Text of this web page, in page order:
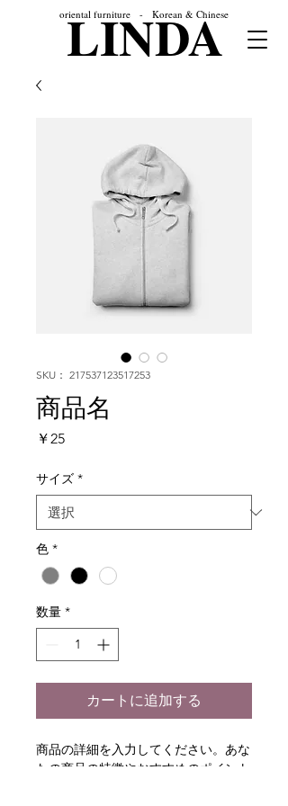
LINDA
oriental furniture - Korean & Chinese
SKU： 217537123517253
商品名
￥25価
サイズ *
色 *
数量 *
カートに追加する
商品の詳細を入力してください。あな
たの商品の特徴やおすすめのポイント